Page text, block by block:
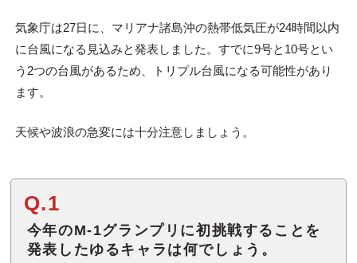
気象庁は27日に、マリアナ諸島沖の熱帯低気圧が24時間以内
に台風になる見込みと発表しました。すでに9号と10号とい
う2つの台風があるため、トリプル台風になる可能性があり
ます。
天候や波浪の急変には十分注意しましょう。
Q.1
今年のM-1グランプリに初挑戦することを
発表したゆるキャラは何でしょう。